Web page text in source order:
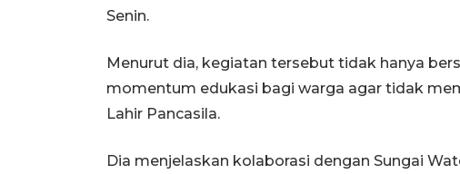
Senin.
Menurut dia, kegiatan tersebut tidak hanya
momentum edukasi bagi warga agar tidak
Lahir Pancasila.
Dia menjelaskan kolaborasi dengan Sungai